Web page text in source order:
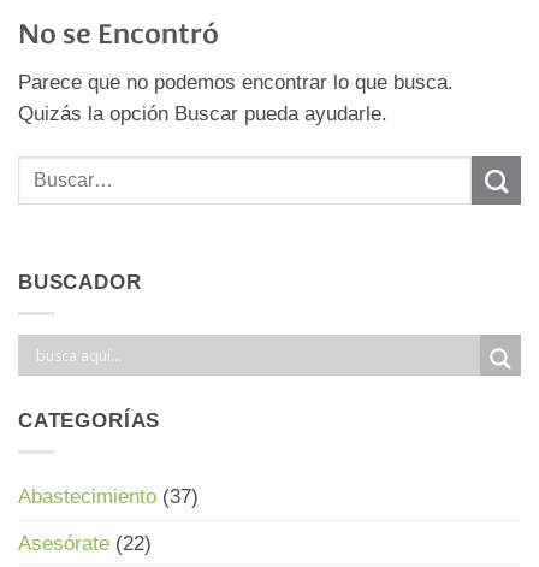
No se Encontró
Parece que no podemos encontrar lo que busca.
Quizás la opción Buscar pueda ayudarle.
BUSCADOR
CATEGORÍAS
Abastecimiento (37)
Asesórate (22)